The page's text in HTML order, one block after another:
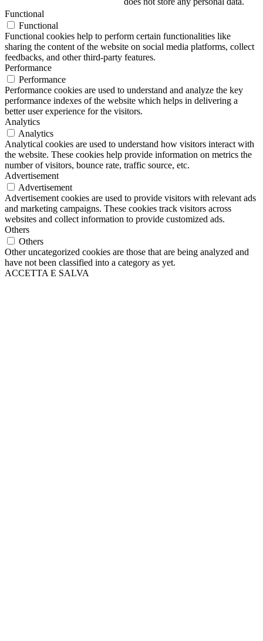
Functional
Functional
Functional cookies help to perform certain functionalities like
sharing the content of the website on social media platforms, collect
feedbacks, and other third-party features.
Performance
Performance
Performance cookies are used to understand and analyze the key
performance indexes of the website which helps in delivering a
better user experience for the visitors.
Analytics
Analytics
Analytical cookies are used to understand how visitors interact with
the website. These cookies help provide information on metrics the
number of visitors, bounce rate, traffic source, etc.
Advertisement
Advertisement
Advertisement cookies are used to provide visitors with relevant ads
and marketing campaigns. These cookies track visitors across
websites and collect information to provide customized ads.
Others
Others
Other uncategorized cookies are those that are being analyzed and
have not been classified into a category as yet.
ACCETTA E SALVA